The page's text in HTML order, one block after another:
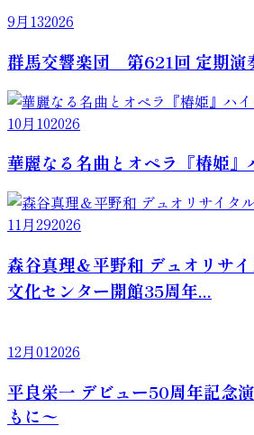
9月132026
群馬交響楽団 第621回 定期演
10月102026
華麗なる名曲とオペラ『椿姫』
11月292026
森谷真理＆平野和 デュオリサ
文化センター開館35周年...
12月012026
平良栄一 デビュー50周年記念
もに〜